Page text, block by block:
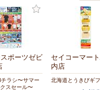
ポーツゼビ
ラシ〜サマー
スセール〜
セイコーマー
内店
北海道とうきびギ